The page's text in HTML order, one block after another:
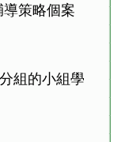
策略個案
組的小組學